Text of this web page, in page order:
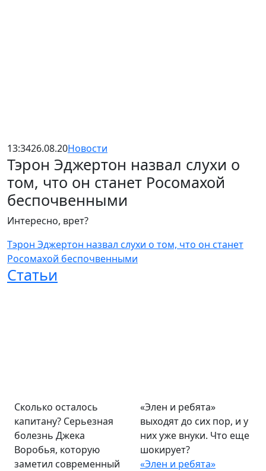
13:3426.08.20Новости
Тэрон Эджертон назвал слухи о
том, что он станет Росомахой
беспочвенными
Интересно, врет?
Тэрон Эджертон назвал слухи о том, что он станет
Росомахой беспочвенными
Статьи
Сколько осталось
капитану? Серьезная
болезнь Джека
Воробья, которую
заметил современный
«Элен и ребята»
выходят до сих пор, и у
них уже внуки. Что еще
шокирует?
«Элен и ребята»